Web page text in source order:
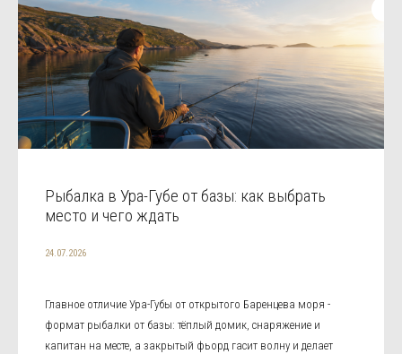
Рыбалка в Ура-Губе от базы: как выбрать
место и чего ждать
24.07.2026
Главное отличие Ура-Губы от открытого Баренцева моря -
формат рыбалки от базы: тёплый домик, снаряжение и
капитан на месте, а закрытый фьорд гасит волну и делает